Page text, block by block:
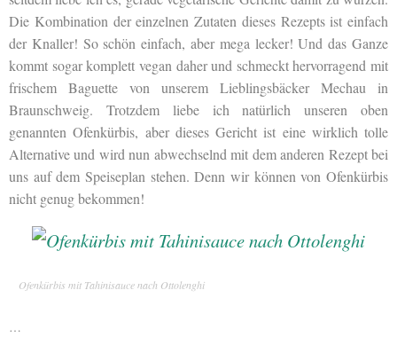
Die Kombination der einzelnen Zutaten dieses Rezepts ist einfach
der Knaller! So schön einfach, aber mega lecker! Und das Ganze
kommt sogar komplett vegan daher und schmeckt hervorragend mit
frischem Baguette von unserem Lieblingsbäcker Mechau in
Braunschweig. Trotzdem liebe ich natürlich unseren oben
genannten Ofenkürbis, aber dieses Gericht ist eine wirklich tolle
Alternative und wird nun abwechselnd mit dem anderen Rezept bei
uns auf dem Speiseplan stehen. Denn wir können von Ofenkürbis
nicht genug bekommen!
Ofenkürbis mit Tahinisauce nach Ottolenghi
…